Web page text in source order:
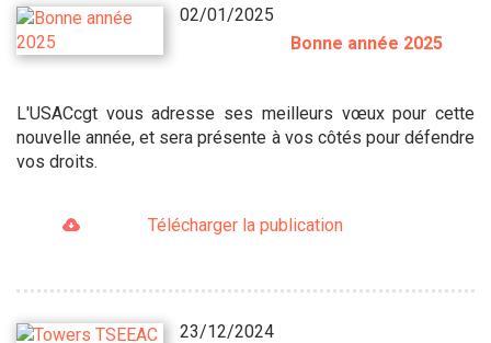
02/01/2025
Bonne année 2025
L'USACcgt vous adresse ses meilleurs vœux pour cette
nouvelle année, et sera présente à vos côtés pour défendre
vos droits.
Télécharger la publication
23/12/2024